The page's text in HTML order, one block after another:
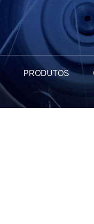
PRODUTOS